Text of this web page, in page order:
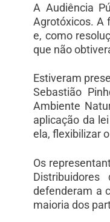
A Audiência
Agrotóxicos. A
e, como
que não
Estiveram
Sebastião
Ambiente
aplicação da
ela, flexibilizar
Os
defenderam a
maioria dos